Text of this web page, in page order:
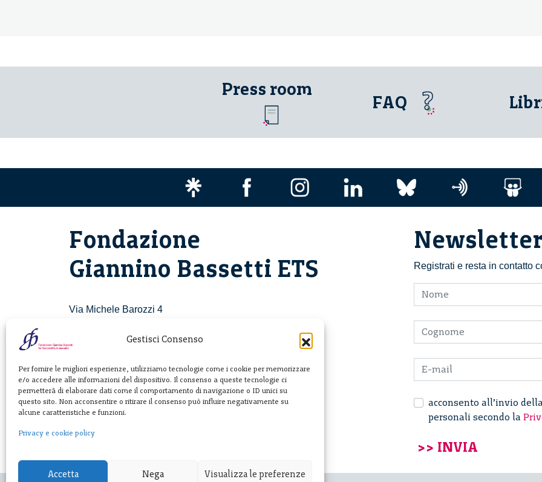
Gestisci Consenso
Per fornire le migliori esperienze, utilizziamo tecnologie come i cookie per memorizzare
e/o accedere alle informazioni del dispositivo. Il consenso a queste tecnologie ci
permetterà di elaborare dati come il comportamento di navigazione o ID unici su
questo sito. Non acconsentire o ritirare il consenso può influire negativamente su
alcune caratteristiche e funzioni.
Privacy e cookie policy
Accetta Nega Visualizza le preferenze
4/7
Press room
FAQ
Registrati e resta in contatto
acconsento all’invio
personali secondo la
Fondazione
Giannino Bassetti ETS
Via Michele Barozzi 4
T. +39 02 781933
info@fondazionebassetti.org
p.i. 12520270153